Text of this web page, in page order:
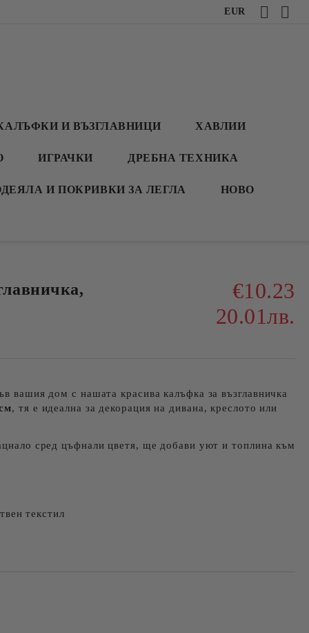
EUR
И ВЪЗГЛАВНИЦИ ХАВЛИИ
ИГРАЧКИ ДРЕБНА ТЕХНИКА
И ПОКРИВКИ ЗА ЛЕГЛА НОВО
€10.23
20.01лв.
вашия дом с нашата красива калъфка за възглавничка
, тя е идеална за декорация на дивана, креслото или
сред цъфнали цветя, ще добави уют и топлина към
текстил